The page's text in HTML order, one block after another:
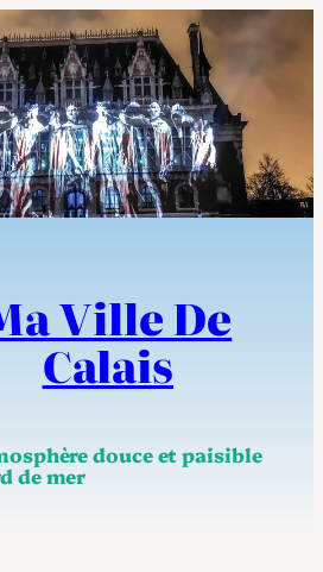
Ville De
Calais
douce et paisible
de mer